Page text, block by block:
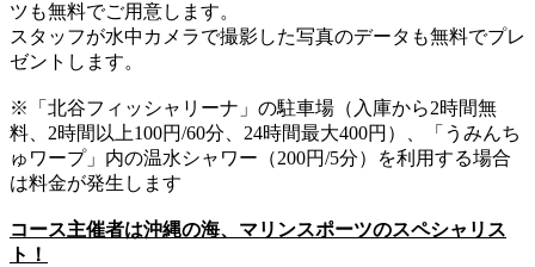
ツも無料でご用意します。
スタッフが水中カメラで撮影した写真のデータも無料でプレ
ゼントします。
※「北谷フィッシャリーナ」の駐車場（入庫から2時間無
料、2時間以上100円/60分、24時間最大400円）、「うみんち
ゅワープ」内の温水シャワー（200円/5分）を利用する場合
は料金が発生します
コース主催者は沖縄の海、マリンスポーツのスペシャリス
ト！